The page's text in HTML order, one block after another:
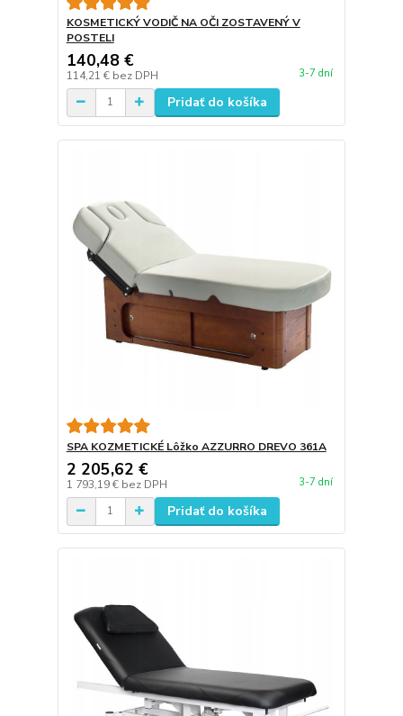
KOSMETICKÝ VODIČ NA OČI ZOSTAVENÝ V
POSTELI
140,48 €
114,21 € bez DPH 3-7 dní
Pridať do košíka
SPA KOZMETICKÉ Lôžko AZZURRO DREVO 361A
2 205,62 €
1 793,19 € bez DPH 3-7 dní
Pridať do košíka